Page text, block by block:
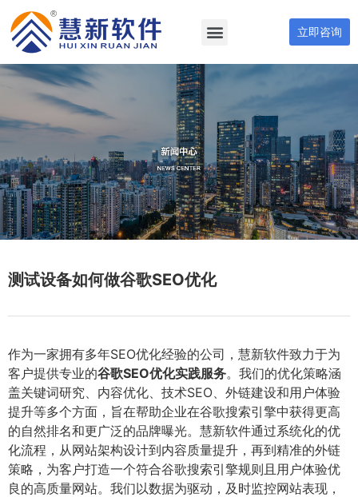
立即咨询
测试设备如何做谷歌SEO优化
作为一家拥有多年SEO优化经验的公司，慧新软件致力于为
客户提供专业的谷歌SEO优化实践服务。我们的优化策略涵
盖关键词研究、内容优化、技术SEO、外链建设和用户体验
提升等多个方面，旨在帮助企业在谷歌搜索引擎中获得更高
的自然排名和更广泛的品牌曝光。慧新软件通过系统化的优
化流程，从网站架构设计到内容质量提升，再到精准的外链
策略，为客户打造一个符合谷歌搜索引擎规则且用户体验优
良的高质量网站。我们以数据为驱动，及时监控网站表现，